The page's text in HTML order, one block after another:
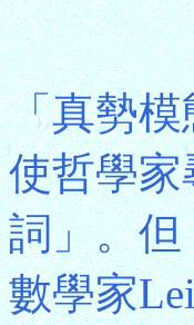
「真勢
使哲學
詞」。
數學家